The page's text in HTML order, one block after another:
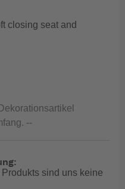
closing seat and
--
sind uns keine